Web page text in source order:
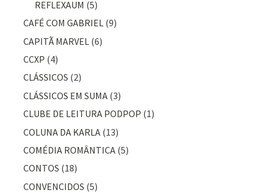
REFLEXAUM (5)
CAFÉ COM GABRIEL (9)
CAPITÃ MARVEL (6)
CCXP (4)
CLÁSSICOS (2)
CLÁSSICOS EM SUMA (3)
CLUBE DE LEITURA PODPOP (1)
COLUNA DA KARLA (13)
COMÉDIA ROMÂNTICA (5)
CONTOS (18)
CONVENCIDOS (5)